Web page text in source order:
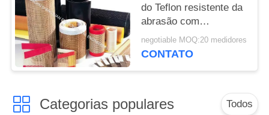
do Teflon resistente da
abrasão com
propriedades elétricas
excelentes da isolação
negotiable MOQ:20 medidores
CONTATO
Categorias populares Todos